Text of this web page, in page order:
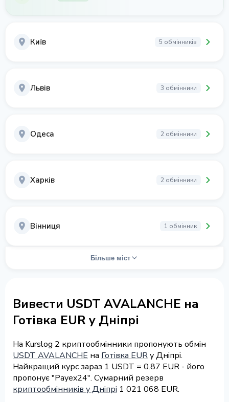
Київ 5 обмінників
Львів 3 обмінники
Одеса 2 обмінники
Харків 2 обмінники
Вінниця 1 обмінник
Більше міст
Вивести USDT AVALANCHE на
Готівка EUR у Дніпрі
На Kurslog 2 криптообмінники пропонують обмін
USDT AVALANCHE на Готівка EURу Дніпрі.
Найкращий курс зараз 1 USDT = 0.87 EUR - його
пропонує "Payex24". Сумарний резерв
криптообмінників у Дніпрі 1 021 068 EUR.